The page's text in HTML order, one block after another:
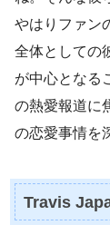
やはりファン
全体としての
が中心となる
の熱愛報道に
の恋愛事情を
Travis